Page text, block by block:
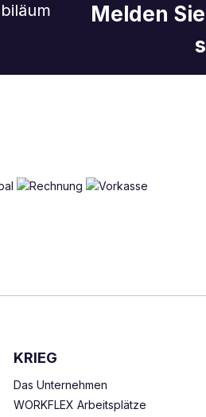
Melden
KRIEG
Das Unternehmen
WORKFLEX Arbeitsplätze